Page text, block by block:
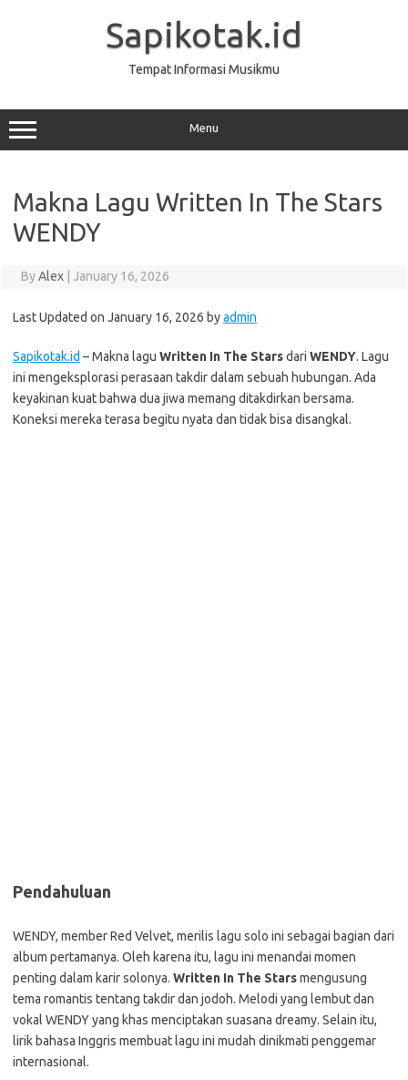
Sapikotak.id
Tempat Informasi Musikmu
Menu
Makna Lagu Written In The Stars
WENDY
ByAlex January 16, 2026
Last Updated on January 16, 2026 byadmin
Sapikotak.id – Makna lagu Written In The Starsdari WENDY. Lagu
ini mengeksplorasi perasaan takdir dalam sebuah hubungan. Ada
keyakinan kuat bahwa dua jiwa memang ditakdirkan bersama.
Koneksi mereka terasa begitu nyata dan tidak bisa disangkal.
Pendahuluan
WENDY, member Red Velvet, merilis lagu solo ini sebagai bagian dari
album pertamanya. Oleh karena itu, lagu ini menandai momen
penting dalam karir solonya. Written In The Starsmengusung
tema romantis tentang takdir dan jodoh. Melodi yang lembut dan
vokal WENDY yang khas menciptakan suasana dreamy. Selain itu,
lirik bahasa Inggris membuat lagu ini mudah dinikmati penggemar
internasional.